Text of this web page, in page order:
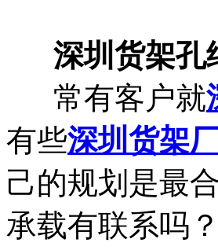
深圳货架孔
常有客户就
有些深圳货架
己的规划是最
承载有联系吗？